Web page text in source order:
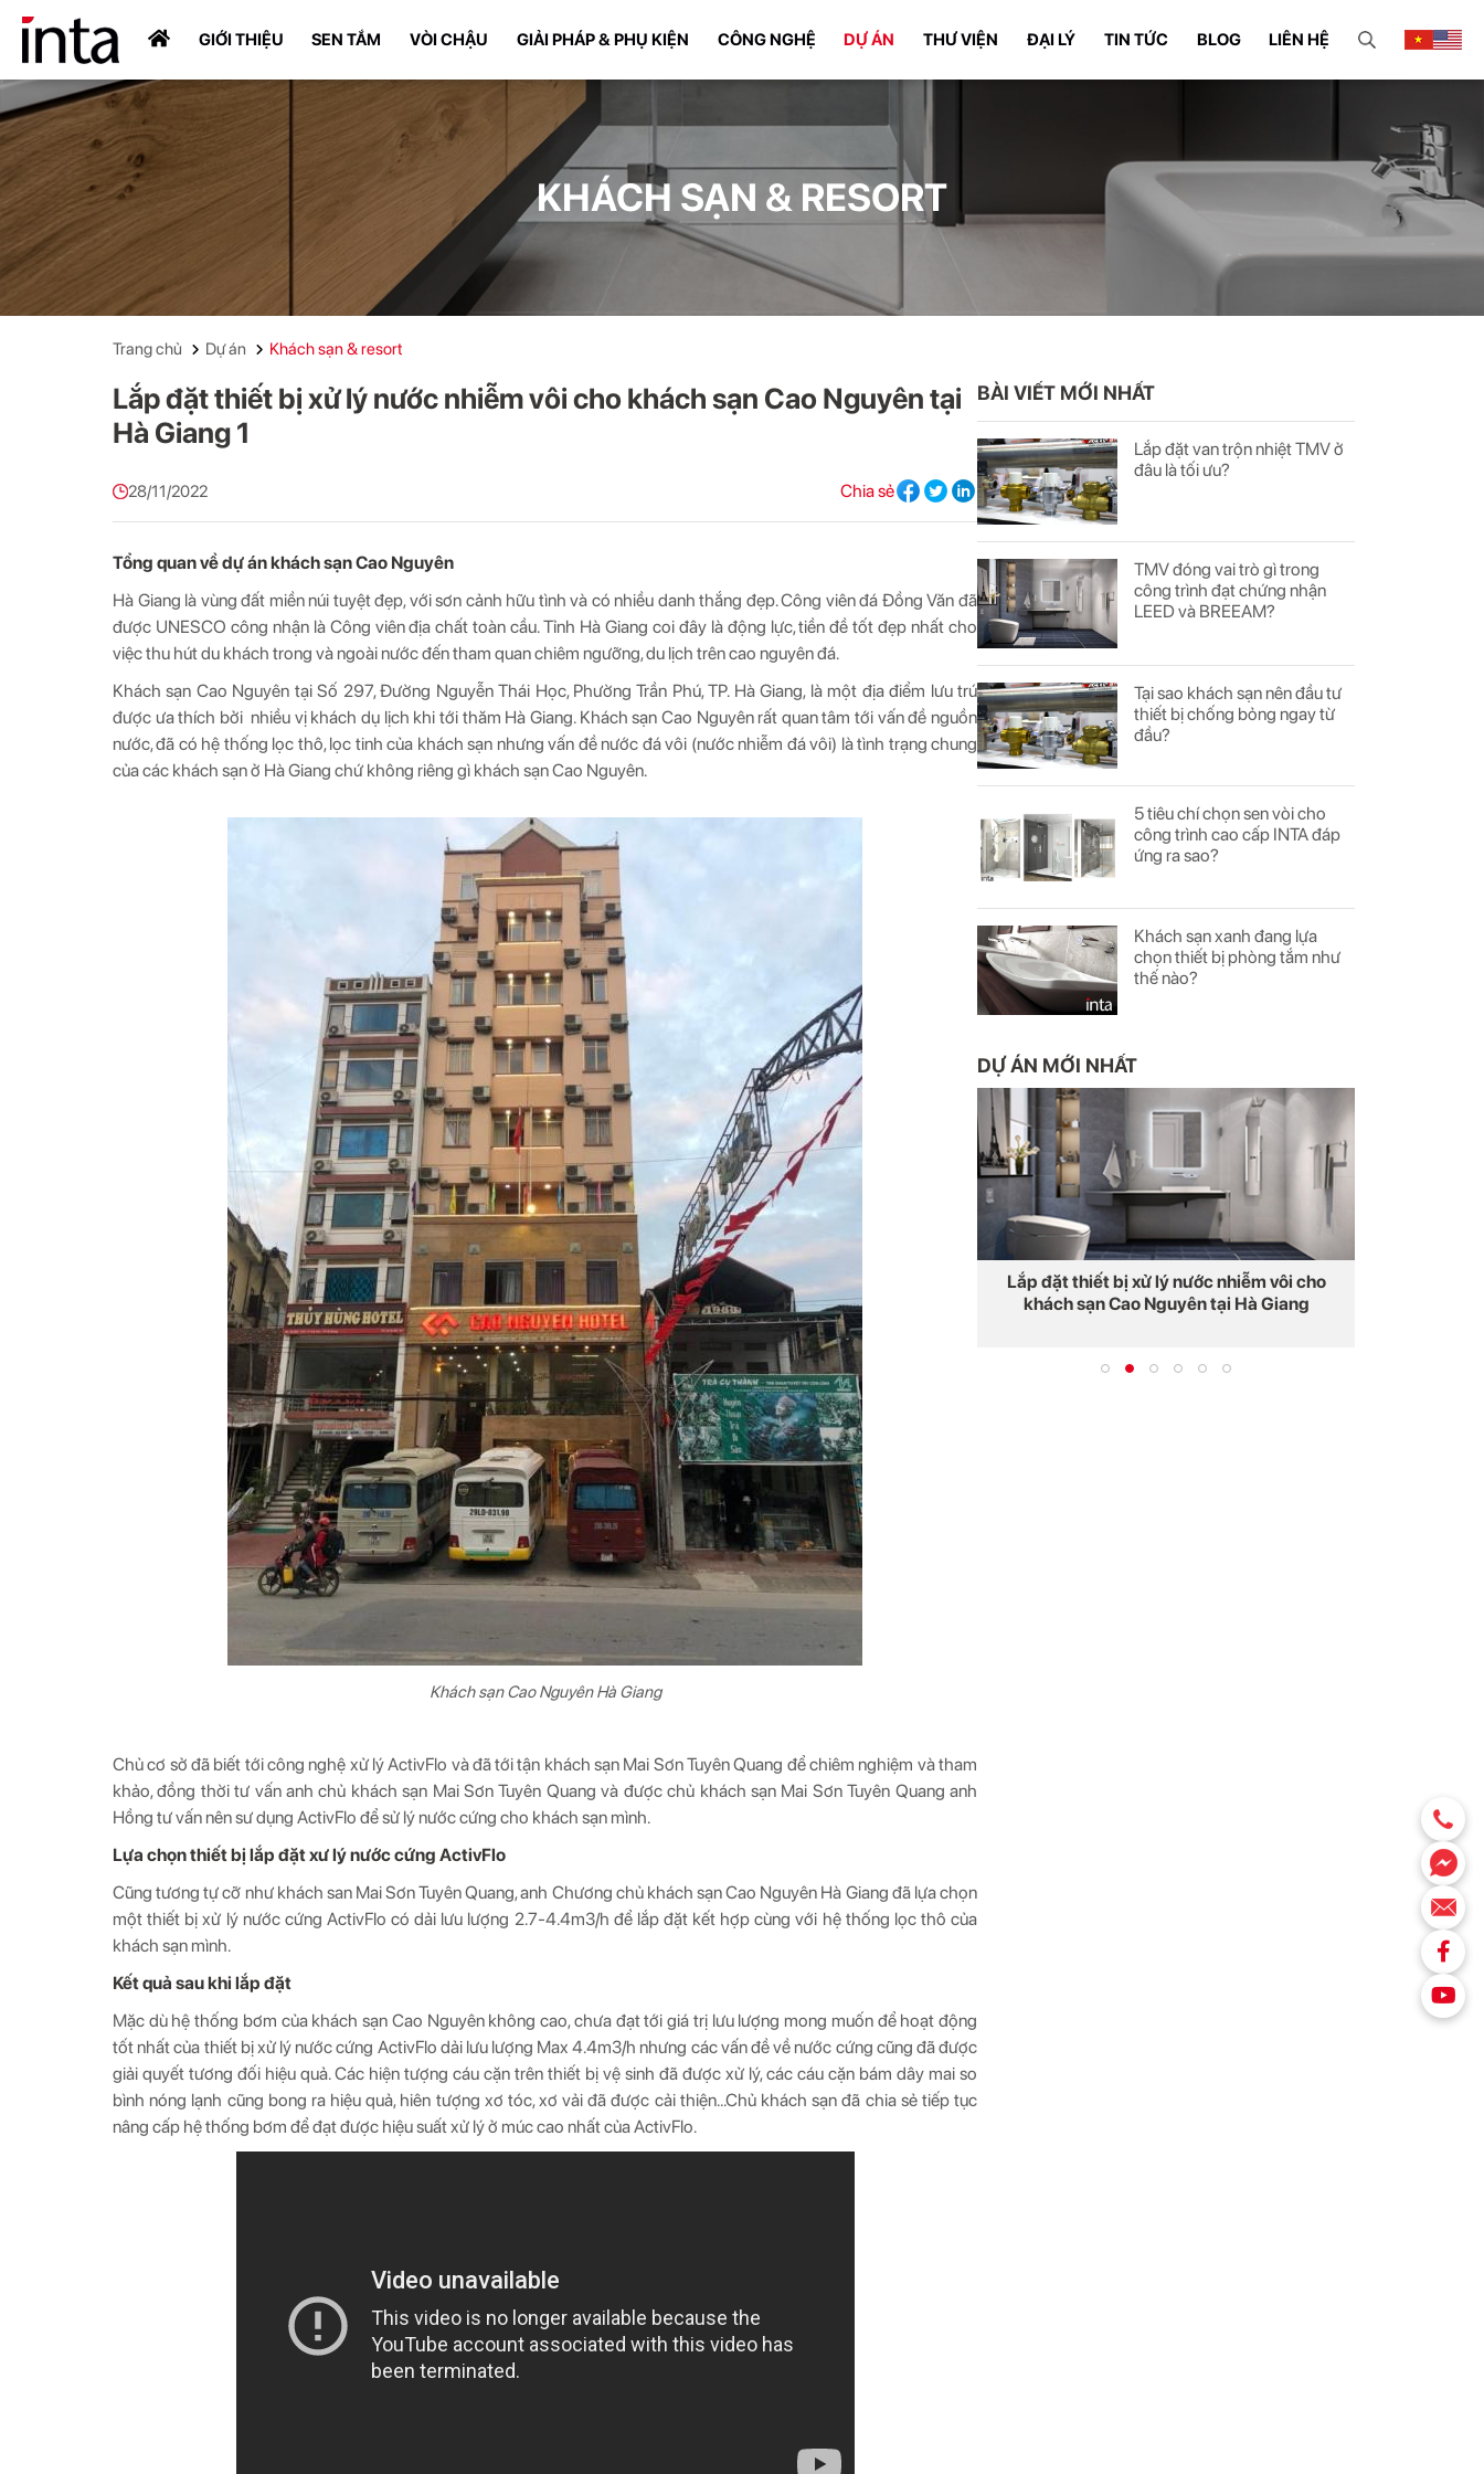
GIỚI THIỆU SEN TẮM VÒI CHẬU GIẢI PHÁP & PHỤ KIỆN CÔNG NGHỆ DỰ ÁN THƯ VIỆN ĐẠI LÝ TIN TỨC BLOG LIÊN HỆ
KHÁCH SẠN & RESORT
Trang chủ Dự án Khách sạn & resort
Lắp đặt thiết bị xử lý nước nhiễm vôi cho khách sạn Cao Nguyên tại
Hà Giang 1
28/11/2022 Chia sẻ
Tổng quan về dự án khách sạn Cao Nguyên
Hà Giang là vùng đất miền núi tuyệt đẹp, với sơn cảnh hữu tình và có nhiều danh thắng đẹp. Công viên đá Đồng Văn đã
được UNESCO công nhận là Công viên địa chất toàn cầu. Tỉnh Hà Giang coi đây là động lực, tiền đề tốt đẹp nhất cho
việc thu hút du khách trong và ngoài nước đến tham quan chiêm ngưỡng, du lịch trên cao nguyên đá.
Khách sạn Cao Nguyên tại Số 297, Đường Nguyễn Thái Học, Phường Trần Phú, TP. Hà Giang, là một địa điểm lưu trú
được ưa thích bởi nhiều vị khách dụ lịch khi tới thăm Hà Giang. Khách sạn Cao Nguyên rất quan tâm tới vấn đề nguồn
nước, đã có hệ thống lọc thô, lọc tinh của khách sạn nhưng vấn đề nước đá vôi (nước nhiễm đá vôi) là tình trạng chung
của các khách sạn ở Hà Giang chứ không riêng gì khách sạn Cao Nguyên.
Khách sạn Cao Nguyên Hà Giang
Chủ cơ sở đã biết tới công nghệ xử lý ActivFlo và đã tới tận khách sạn Mai Sơn Tuyên Quang để chiêm nghiệm và tham
khảo, đồng thời tư vấn anh chủ khách sạn Mai Sơn Tuyên Quang và được chủ khách sạn Mai Sơn Tuyên Quang anh
Hồng tư vấn nên sư dụng ActivFlo để sử lý nước cứng cho khách sạn mình.
Lựa chọn thiết bị lắp đặt xư lý nước cứng ActivFlo
Cũng tương tự cỡ như khách san Mai Sơn Tuyên Quang, anh Chương chủ khách sạn Cao Nguyên Hà Giang đã lựa chọn
một thiết bị xử lý nước cứng ActivFlo có dải lưu lượng 2.7-4.4m3/h để lắp đặt kết hợp cùng với hệ thống lọc thô của
khách sạn mình.
Kết quả sau khi lắp đặt
Mặc dù hệ thống bơm của khách sạn Cao Nguyên không cao, chưa đạt tới giá trị lưu lượng mong muốn để hoạt động
tốt nhất của thiết bị xử lý nước cứng ActivFlo dải lưu lượng Max 4.4m3/h nhưng các vấn đề về nước cứng cũng đã được
giải quyết tương đối hiệu quả. Các hiện tượng cáu cặn trên thiết bị vệ sinh đã được xử lý, các cáu cặn bám dây mai so
bình nóng lạnh cũng bong ra hiệu quả, hiên tượng xơ tóc, xơ vải đã được cải thiện…Chủ khách sạn đã chia sẻ tiếp tục
nâng cấp hệ thống bơm để đạt được hiệu suất xử lý ở múc cao nhất của ActivFlo.
BÀI VIẾT MỚI NHẤT
Lắp đặt van trộn nhiệt TMV ở
đâu là tối ưu?
TMV đóng vai trò gì trong
công trình đạt chứng nhận
LEED và BREEAM?
Tại sao khách sạn nên đầu tư
thiết bị chống bỏng ngay từ
đầu?
5 tiêu chí chọn sen vòi cho
công trình cao cấp INTA đáp
ứng ra sao?
Khách sạn xanh đang lựa
chọn thiết bị phòng tắm như
thế nào?
DỰ ÁN MỚI NHẤT
Lắp đặt thiết bị xử lý nước nhiễm vôi cho
khách sạn Cao Nguyên tại Hà Giang 1
Lắp đặt thiết bị xử lý nước nhiễm vôi cho
khách sạn Cao Nguyên tại Hà Giang
Lắp đặt thiết bị xử lý nước nhiễm vôi cho
khách sạn Cao Nguyên tại Hà Giang